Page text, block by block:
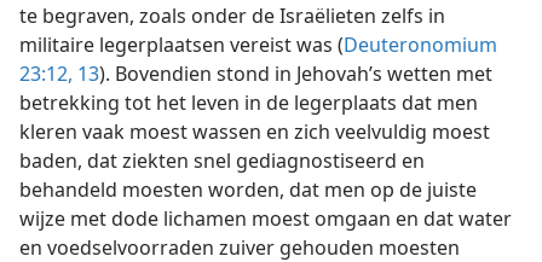
te begraven, zoals onder de Israëlieten zelfs in
militaire legerplaatsen vereist was (Deuteronomium
23:12, 13). Bovendien stond in Jehovah’s wetten met
betrekking tot het leven in de legerplaats dat men
kleren vaak moest wassen en zich veelvuldig moest
baden, dat ziekten snel gediagnostiseerd en
behandeld moesten worden, dat men op de juiste
wijze met dode lichamen moest omgaan en dat water
en voedselvoorraden zuiver gehouden moesten